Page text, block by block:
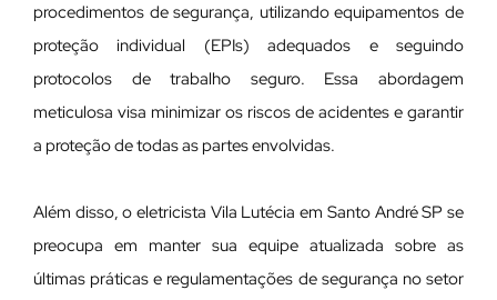
procedimentos de segurança, utilizando equipamentos de
proteção individual (EPIs) adequados e seguindo
protocolos de trabalho seguro. Essa abordagem
meticulosa visa minimizar os riscos de acidentes e garantir
a proteção de todas as partes envolvidas.
Além disso, o eletricista Vila Lutécia em Santo André SP se
preocupa em manter sua equipe atualizada sobre as
últimas práticas e regulamentações de segurança no setor